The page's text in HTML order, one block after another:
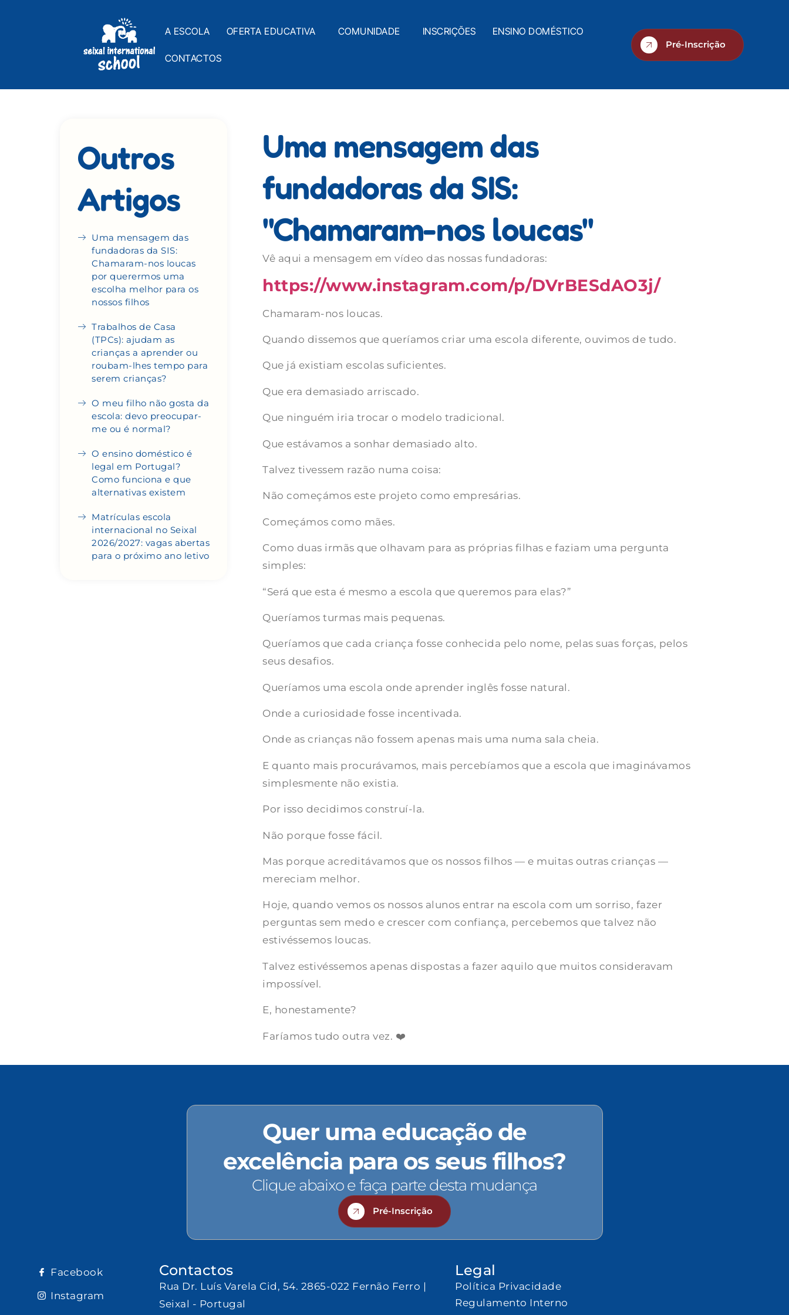
A ESCOLA OFERTA EDUCATIVA COMUNIDADE INSCRIÇÕES ENSINO DOMÉSTICO
CONTACTOS
Pré-Inscrição
Outros
Artigos
Uma mensagem das
fundadoras da SIS:
Chamaram-nos loucas
por querermos uma
escolha melhor para os
nossos filhos
Trabalhos de Casa
(TPCs): ajudam as
crianças a aprender ou
roubam-lhes tempo para
serem crianças?
O meu filho não gosta da
escola: devo preocupar-
me ou é normal?
O ensino doméstico é
legal em Portugal?
Como funciona e que
alternativas existem
Matrículas escola
internacional no Seixal
2026/2027: vagas abertas
para o próximo ano letivo
Uma mensagem das
fundadoras da SIS:
"Chamaram-nos loucas"
Vê aqui a mensagem em vídeo das nossas fundadoras:
https://www.instagram.com/p/DVrBESdAO3j/
Chamaram-nos loucas.
Quando dissemos que queríamos criar uma escola diferente, ouvimos de tudo.
Que já existiam escolas suficientes.
Que era demasiado arriscado.
Que ninguém iria trocar o modelo tradicional.
Que estávamos a sonhar demasiado alto.
Talvez tivessem razão numa coisa:
Não começámos este projeto como empresárias.
Começámos como mães.
Como duas irmãs que olhavam para as próprias filhas e faziam uma pergunta
simples:
“Será que esta é mesmo a escola que queremos para elas?”
Queríamos turmas mais pequenas.
Queríamos que cada criança fosse conhecida pelo nome, pelas suas forças, pelos
seus desafios.
Queríamos uma escola onde aprender inglês fosse natural.
Onde a curiosidade fosse incentivada.
Onde as crianças não fossem apenas mais uma numa sala cheia.
E quanto mais procurávamos, mais percebíamos que a escola que imaginávamos
simplesmente não existia.
Por isso decidimos construí-la.
Não porque fosse fácil.
Mas porque acreditávamos que os nossos filhos — e muitas outras crianças —
mereciam melhor.
Hoje, quando vemos os nossos alunos entrar na escola com um sorriso, fazer
perguntas sem medo e crescer com confiança, percebemos que talvez não
estivéssemos loucas.
Talvez estivéssemos apenas dispostas a fazer aquilo que muitos consideravam
impossível.
E, honestamente?
Faríamos tudo outra vez. ❤️
Quer uma educação de
excelência para os seus filhos?
Clique abaixo e faça parte desta mudança
Pré-Inscrição
Facebook
Instagram
Contactos
Rua Dr. Luís Varela Cid, 54. 2865-022 Fernão Ferro |
Seixal - Portugal
Legal
Política Privacidade
Regulamento Interno